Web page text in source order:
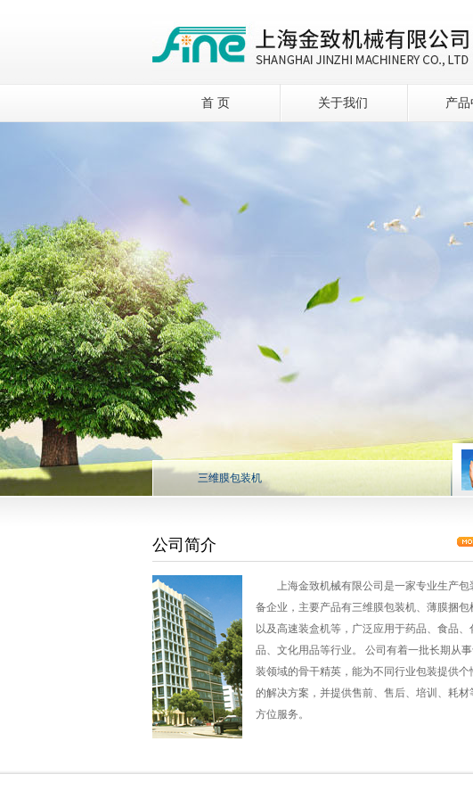
首 页 关于我们 产
三维膜包装机
公司简介
上海金致机械有限公司是一家专业生产包
备企业，主要产品有三维膜包装机、薄膜捆包
以及高速装盒机等，广泛应用于药品、食品、
品、文化用品等行业。 公司有着一批长期从
装领域的骨干精英，能为不同行业包装提供个
的解决方案，并提供售前、售后、培训、耗材
方位服务。